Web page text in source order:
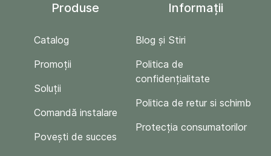
Produse
Catalog
Promoții
Soluții
Comandă instalare
Povești de succes
Informații
Blog și Stiri
Politica de
confidențialitate
Politica de retur si schimb
Protecția consumatorilor